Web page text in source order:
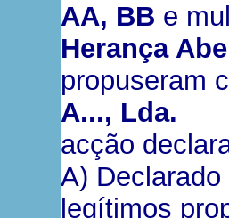
AA, BB e
Herança
propuseram
A..., Lda.
acção
A)
legítimos